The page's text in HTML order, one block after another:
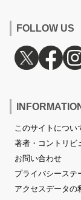
FOLLOW US
このサイトについ
著者・コントリビ
お問い合わせ
プライバシーステ
アクセスデータの